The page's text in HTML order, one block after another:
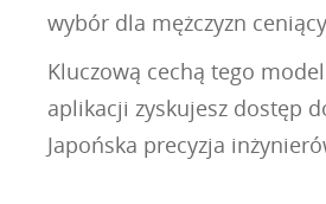
wybór dla mężczyzn
Kluczową cechą tego
aplikacji zyskujesz dostęp
Japońska precyzja